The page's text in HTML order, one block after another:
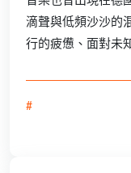
滴聲與低頻沙沙的
行的疲憊、面對未
#